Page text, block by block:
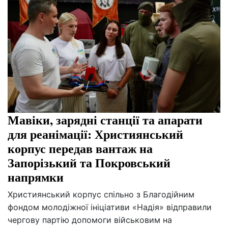
Мавіки, зарядні станції та апарати
для реанімації: Християнський
корпус передав вантаж на
Запорізький та Покровський
напрямки
Християнський корпус спільно з Благодійним
фондом молодіжної ініціативи «Надія» відправили
чергову партію допомоги військовим на